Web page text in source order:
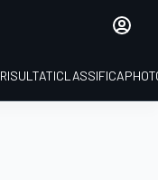
RISULTATICLASSIFICA